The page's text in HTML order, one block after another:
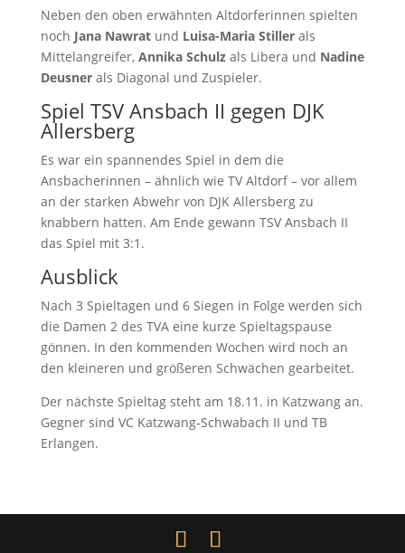
Neben den oben erwähnten Altdorferinnen spielten
noch Jana Nawratund Luisa-Maria Stillerals
Mittelangreifer, Annika Schulzals Libera und Nadine
Deusnerals Diagonal und Zuspieler.
Spiel TSV Ansbach II gegen DJK
Allersberg
Es war ein spannendes Spiel in dem die
Ansbacherinnen – ähnlich wie TV Altdorf – vor allem
an der starken Abwehr von DJK Allersberg zu
knabbern hatten. Am Ende gewann TSV Ansbach II
das Spiel mit 3:1.
Ausblick
Nach 3 Spieltagen und 6 Siegen in Folge werden sich
die Damen 2 des TVA eine kurze Spieltagspause
gönnen. In den kommenden Wochen wird noch an
den kleineren und größeren Schwächen gearbeitet.
Der nächste Spieltag steht am 18.11. in Katzwang an.
Gegner sind VC Katzwang-Schwabach II und TB
Erlangen.